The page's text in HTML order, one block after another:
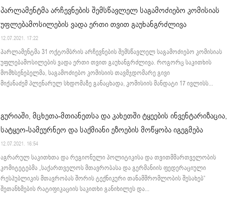
პარლამენტმა არჩევნების შემსწავლელ საგამოძიებო კომისიას
უფლებამოსილების ვადა ერთი თვით გაუხანგრძლივა
12.07.2021. 17:22
პარლამენტმა 31 ოქტომბრის არჩევნების შემსწავლელ საგამოძიებო კომისიას
უფლებამოსილების ვადა ერთი თვით გაუხანგრძლივა. როგორც საკითხის
მომხსენებელმა, საგამოძიებო კომისიის თავმჯდომარე გივი
მიქანაძემ პლენარულ სხდომაზე განაცხადა, კომისიის მანდატი 17 ივლისს...
გურიაში, მცხეთა-მთიანეთსა და კახეთში ტყეების ინვენტარიზაცია,
სატყეო-სამეურნეო და საქმიანი ეზოების მოწყობა იგეგმება
12.07.2021. 16:54
აგრარულ საკითხთა და რეგიონული პოლიტიკისა და თვითმმართველობის
კომიტეტებმა „საქართველოს მთავრობასა და გერმანიის ფედერაციული
რესპუბლიკის მთავრობას შორის ტექნიკური თანამშრომლობის შესახებ“
შეთანხმების რატიფიკაციის საკითხი განიხილეს და...